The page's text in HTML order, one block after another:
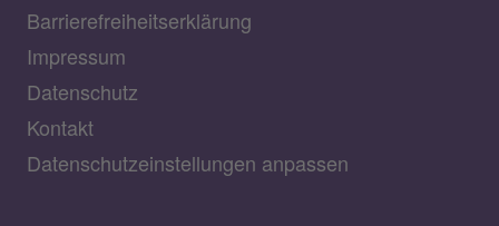
Barrierefreiheitserklärung
Impressum
Datenschutz
Kontakt
Datenschutzeinstellungen anpassen